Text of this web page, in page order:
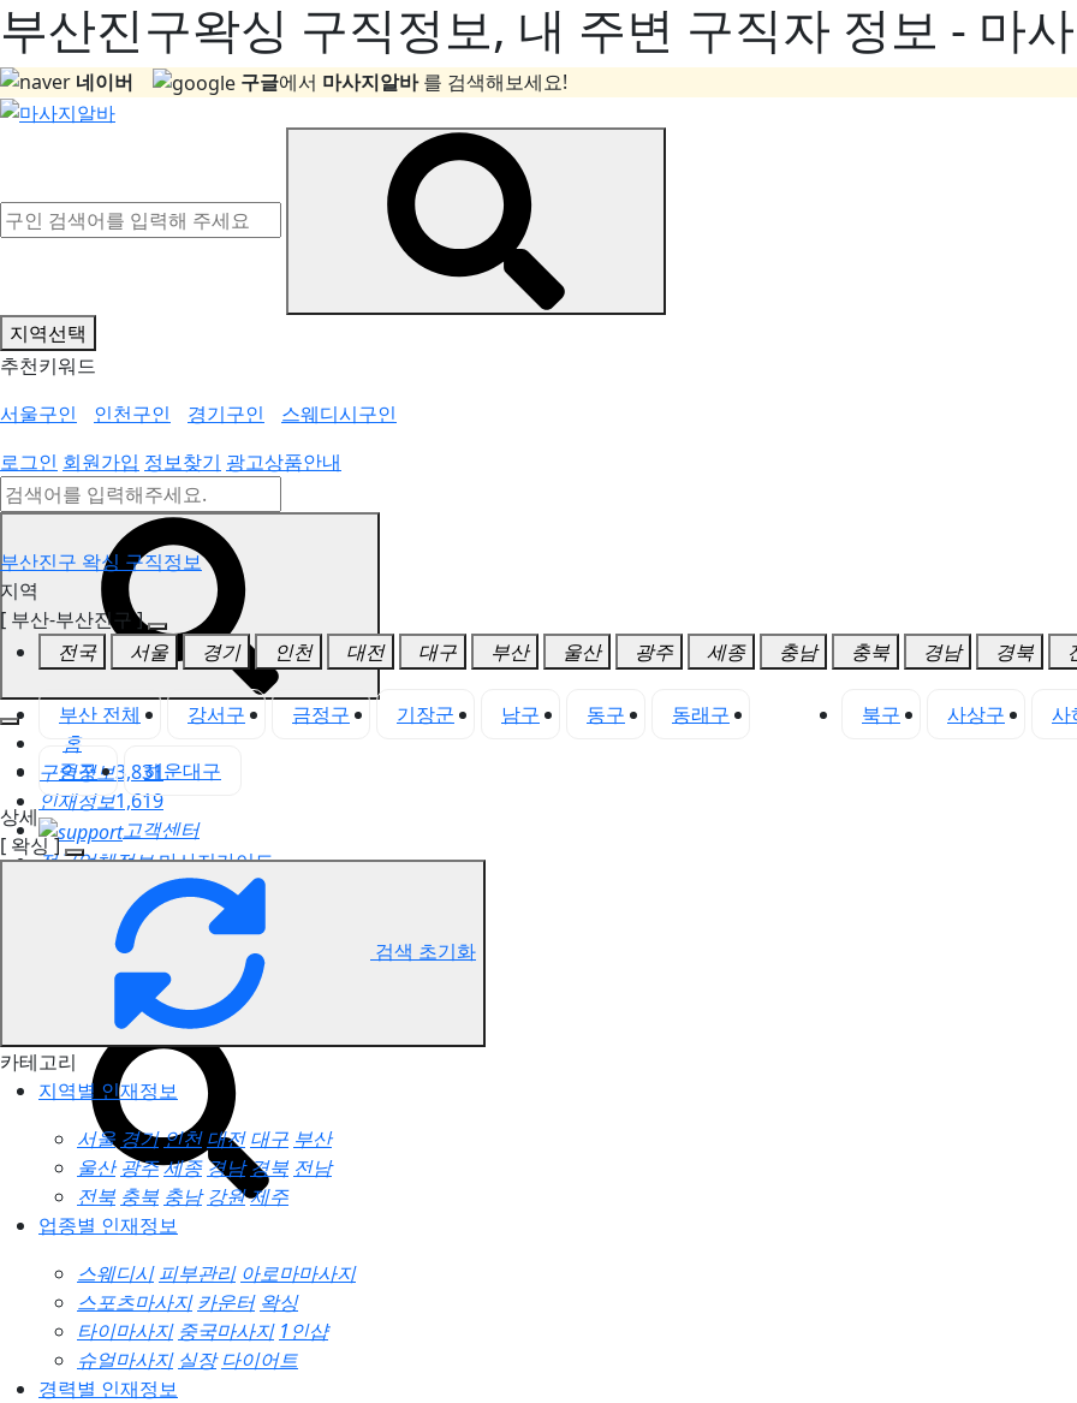
부산진구왁싱 구직정보, 내 주변 구직자 정보 - 마
네이버 구글에서 마사지알바를 검색해보세요!
지역선택
추천키워드
서울구인
인천구인 경기구인
스웨디시구인
로그인 회원가입 정보찾기 광고상품안내
홈
구인정보3,831
인재정보1,619
고객센터
전국업체정보마사지가이드
업체 서비스 관리
개인 서비스 관리
부산진구 왁싱 구직정보
부산진구 왁싱 구직정보
지역
[ 부산-부산진구 ]
전국
서울 경기 인천 대전 대구 부산 울산 광주 세종 충남 충북 경남 경북
부산 전체 강서구 금정구 기장군 남구 동구 동래구 북구 사상구 사
중구
해운대구
상세
[ 왁싱 ]
검색 초기화
카테고리
지역별 인재정보
서울 경기인천 대전 대구 부산
울산 광주세종 경남경북 전남
전북 충북 충남 강원제주
업종별 인재정보
스웨디시 피부관리 아로마마사지
스포츠마사지 카운터 왁싱
타이마사지 중국마사지 1인샵
슈얼마사지 실장 다이어트
경력별 인재정보